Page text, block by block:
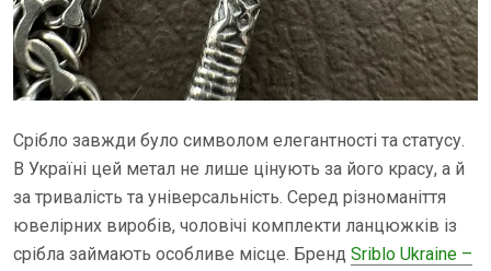
Срібло завжди було символом елегантності та статусу.
В Україні цей метал не лише цінують за його красу, а й
за тривалість та універсальність. Серед різноманіття
ювелірних виробів, чоловічі комплекти ланцюжків із
срібла займають особливе місце. Бренд Sriblo Ukraine –